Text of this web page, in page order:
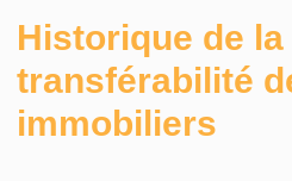
Historique de la
transférabilité
immobiliers